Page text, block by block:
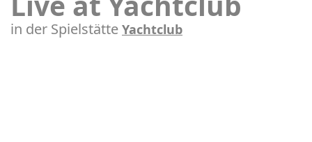
in der Spielstätte Yachtclub